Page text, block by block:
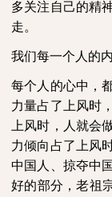
多关注自己的精
走。
我们每一个人的
每个人的心中，
力量占了上风时
上风时，人就会
力倾向占了上风
中国人、掠夺中
好的部分，老祖